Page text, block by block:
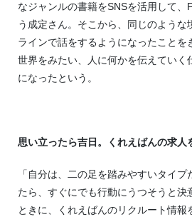
なジャンルの書籍をSNSを活用して、
う成定さん。そこから、同じのような
ラインで話をするようになったことを
世界をみたい、人に何かを伝えていく
になったという。
思い立ったら吉日。くれえばんの求人
「自分は、二の足を踏みやすいタイ
たら、すぐにでも行動にうつそうと決
ときに、くれえばんのリクルート情報